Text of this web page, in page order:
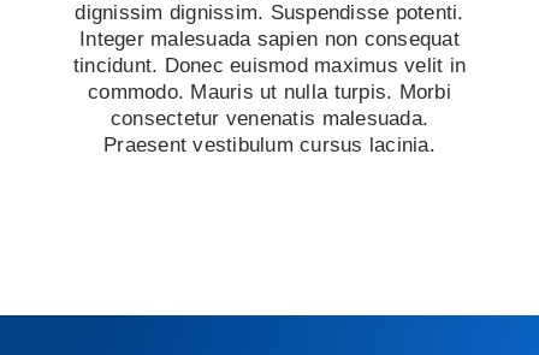
dignissim dignissim. Suspendisse potenti.
Integer malesuada sapien non consequat
tincidunt. Donec euismod maximus velit in
commodo. Mauris ut nulla turpis. Morbi
consectetur venenatis malesuada.
Praesent vestibulum cursus lacinia.